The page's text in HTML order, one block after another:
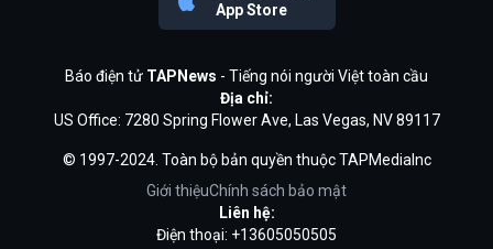
App Store
Báo điện tử TAPNews - Tiếng nói người Việt toàn cầu
Địa chỉ:
US Office: 7280 Spring Flower Ave, Las Vegas, NV 89117
© 1997-2024. Toàn bộ bản quyền thuộc TAPMediaInc
Giới thiệuChính sách bảo mật
Liên hệ:
Điện thoại: +13605050505